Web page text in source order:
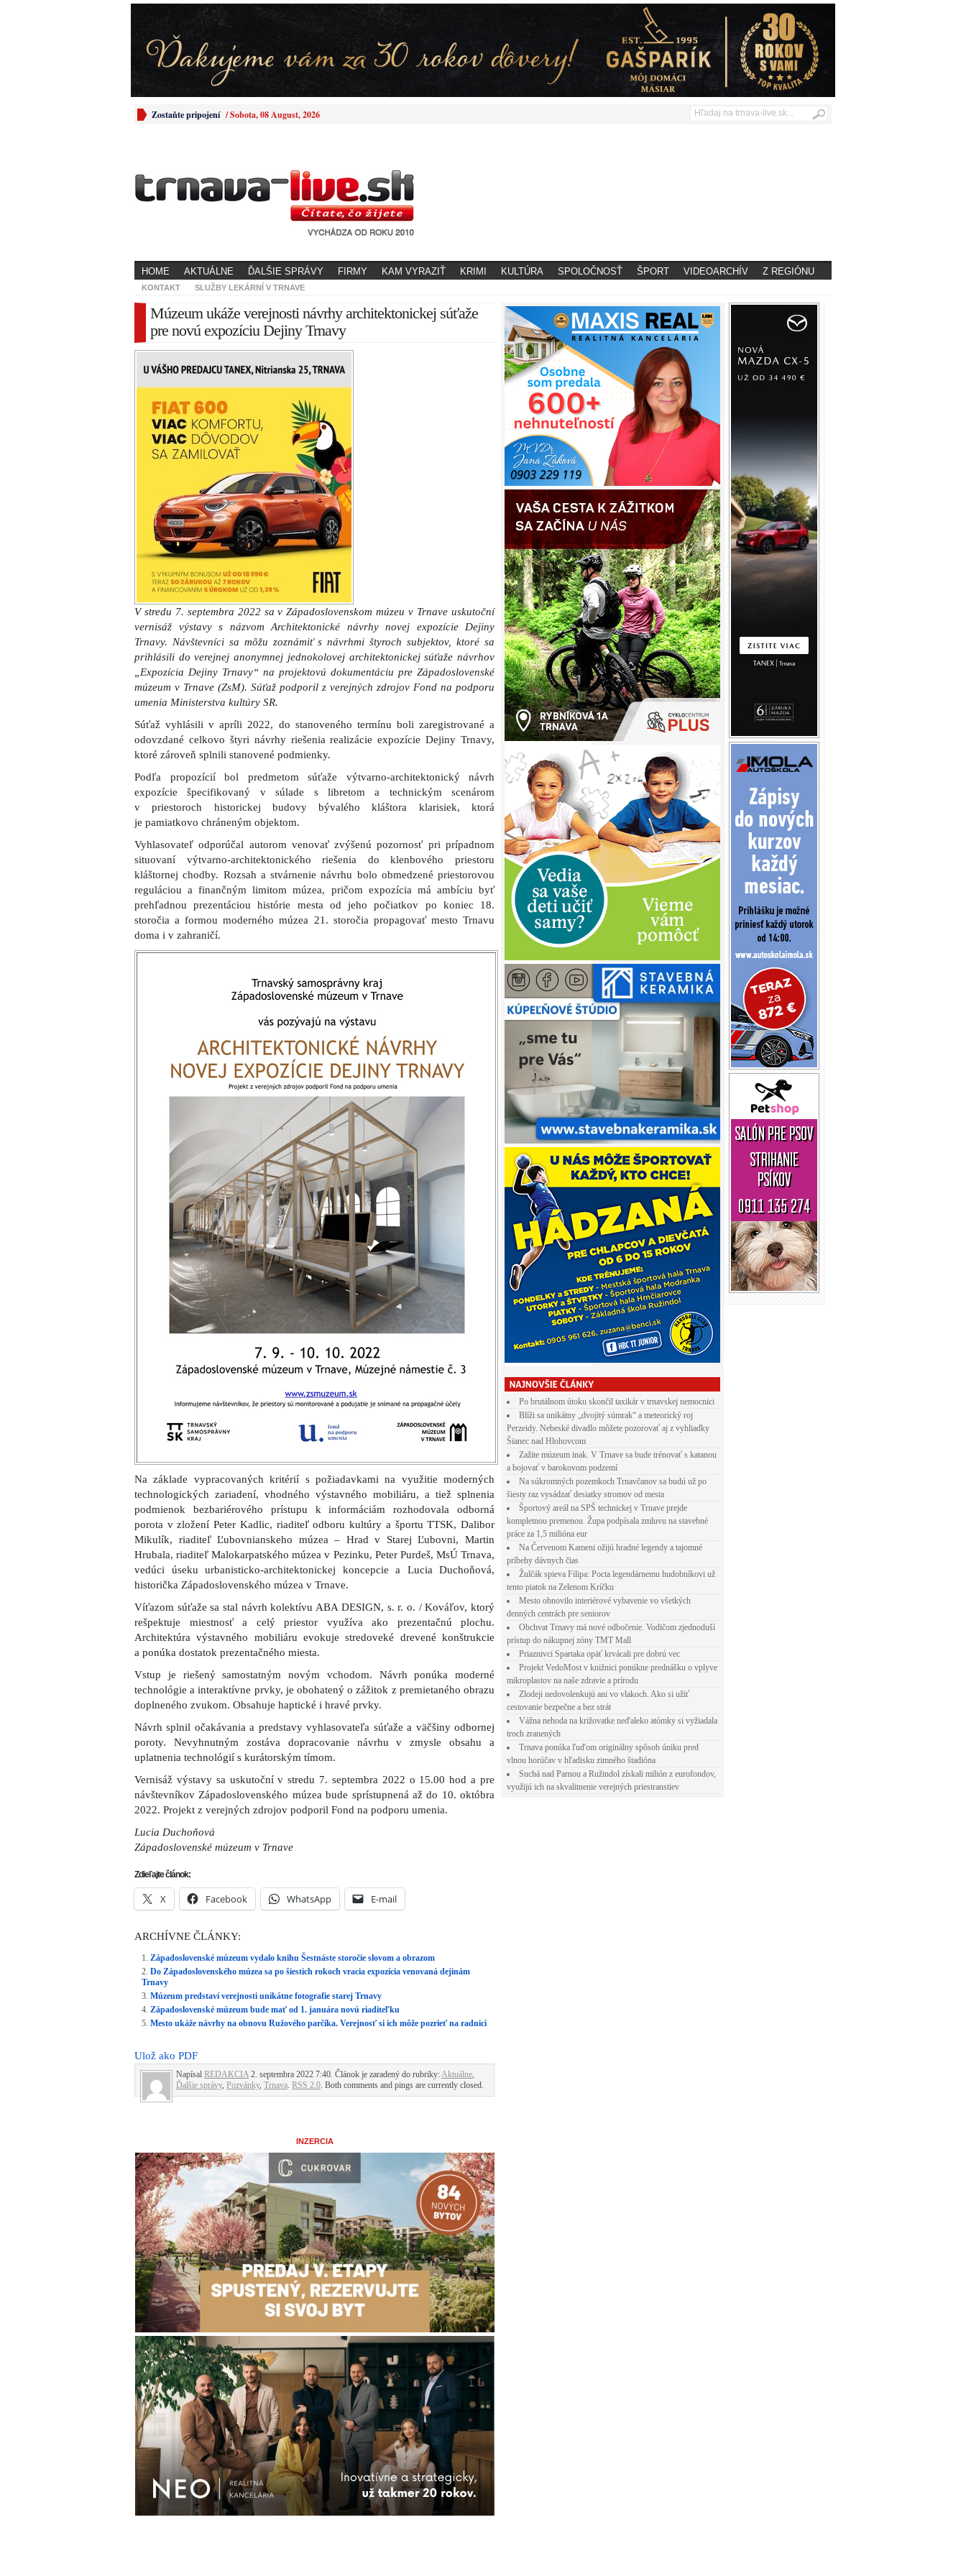
Zostaňte pripojení /Sobota, 08 August, 2026
HOME AKTUÁLNE ĎALŠIE SPRÁVY FIRMY KAM VYRAZIŤ KRIMI KULTÚRA SPOLOČNOSŤ ŠPORT VIDEOARCHÍV Z REGIÓNU
KONTAKT SLUŽBY LEKÁRNÍ V TRNAVE
Múzeum ukáže verejnosti návrhy architektonickej súťaže
pre novú expozíciu Dejiny Trnavy
V stredu 7. septembra 2022 sa v Západoslovenskom múzeu v Trnave uskutoční
vernisáž výstavy s názvom Architektonické návrhy novej expozície Dejiny
Trnavy. Návštevníci sa môžu zoznámiť s návrhmi štyroch subjektov, ktoré sa
prihlásili do verejnej anonymnej jednokolovej architektonickej súťaže návrhov
„Expozícia Dejiny Trnavy“ na projektovú dokumentáciu pre Západoslovenské
múzeum v Trnave (ZsM). Súťaž podporil z verejných zdrojov Fond na podporu
umenia Ministerstva kultúry SR.
Súťaž vyhlásili v apríli 2022, do stanoveného termínu boli zaregistrované a
odovzdané celkovo štyri návrhy riešenia realizácie expozície Dejiny Trnavy,
ktoré zároveň splnili stanovené podmienky.
Podľa propozícií bol predmetom súťaže výtvarno-architektonický návrh
expozície špecifikovaný v súlade s libretom a technickým scenárom
v priestoroch historickej budovy bývalého kláštora klarisiek, ktorá
je pamiatkovo chráneným objektom.
Vyhlasovateľ odporúčal autorom venovať zvýšenú pozornosť pri prípadnom
situovaní výtvarno-architektonického riešenia do klenbového priestoru
kláštornej chodby. Rozsah a stvárnenie návrhu bolo obmedzené priestorovou
reguláciou a finančným limitom múzea, pričom expozícia má ambíciu byť
prehľadnou prezentáciou histórie mesta od jeho počiatkov po koniec 18.
storočia a formou moderného múzea 21. storočia propagovať mesto Trnavu
doma i v zahraničí.
Na základe vypracovaných kritérií s požiadavkami na využitie moderných
technologických zariadení, vhodného výstavného mobiliáru, a tiež splnenia
podmienok bezbariérového prístupu k informáciám rozhodovala odborná
porota v zložení Peter Kadlic, riaditeľ odboru kultúry a športu TTSK, Dalibor
Mikulík, riaditeľ Ľubovnianskeho múzea – Hrad v Starej Ľubovni, Martin
Hrubala, riaditeľ Malokarpatského múzea v Pezinku, Peter Purdeš, MsÚ Trnava,
vedúci úseku urbanisticko-architektonickej koncepcie a Lucia Duchoňová,
historička Západoslovenského múzea v Trnave.
Víťazom súťaže sa stal návrh kolektívu ABA DESIGN, s. r. o. / Kováľov, ktorý
rešpektuje miestnosť a celý priestor využíva ako prezentačnú plochu.
Architektúra výstavného mobiliáru evokuje stredoveké drevené konštrukcie
a ponúka dostatok prezentačného miesta.
Vstup je riešený samostatným novým vchodom. Návrh ponúka moderné
technológie a interaktívne prvky, je obohatený o zážitok z premietaného obrazu
doplneného zvukom. Obsahuje haptické i hravé prvky.
Návrh splnil očakávania a predstavy vyhlasovateľa súťaže a väčšiny odbornej
poroty. Nevyhnutným zostáva dopracovanie návrhu v zmysle obsahu a
uplatnenia technológií s kurátorským tímom.
Vernisáž výstavy sa uskutoční v stredu 7. septembra 2022 o 15.00 hod a pre
návštevníkov Západoslovenského múzea bude sprístupnená až do 10. októbra
2022. Projekt z verejných zdrojov podporil Fond na podporu umenia.
Lucia Duchoňová
Západoslovenské múzeum v Trnave
Zdieľajte článok:
X Facebook WhatsApp E-mail
ARCHÍVNE ČLÁNKY:
Západoslovenské múzeum vydalo knihu Šestnáste storočie slovom a obrazom
Do Západoslovenského múzea sa po šiestich rokoch vracia expozícia venovaná dejinám
Trnavy
Múzeum predstaví verejnosti unikátne fotografie starej Trnavy
Západoslovenské múzeum bude mať od 1. januára novú riaditeľku
Mesto ukáže návrhy na obnovu Ružového parčíka. Verejnosť si ich môže pozrieť na radnici
Ulož ako PDF
Napísal REDAKCIA 2. septembra 2022 7:40. Článok je zaradený do rubriky:Aktuálne,
Ďalšie správy, Pozvánky, Trnava. RSS 2.0. Both comments and pings are currently closed.
INZERCIA
Po brutálnom útoku skončil taxikár v trnavskej nemocnici
Blíži sa unikátny „dvojitý súmrak“ a meteorický roj
Perzeidy. Nebeské divadlo môžete pozorovať aj z vyhliadky
Šianec nad Hlohovcom
Zažite múzeum inak. V Trnave sa bude trénovať s katanou
a bojovať v barokovom podzemí
Na súkromných pozemkoch Trnavčanov sa budú už po
šiesty raz vysádzať desiatky stromov od mesta
Športový areál na SPŠ technickej v Trnave prejde
kompletnou premenou. Župa podpísala zmluvu na stavebné
práce za 1,5 milióna eur
Na Červenom Kameni ožijú hradné legendy a tajomné
príbehy dávnych čias
Žulčák spieva Filipa: Pocta legendárnemu hudobníkovi už
tento piatok na Zelenom Kríčku
Mesto obnovilo interiérové vybavenie vo všetkých
denných centrách pre seniorov
Obchvat Trnavy má nové odbočenie. Vodičom zjednoduší
prístup do nákupnej zóny TMT Mall
Priaznivci Spartaka opäť krvácali pre dobrú vec
Projekt VedoMost v knižnici ponúkne prednášku o vplyve
mikroplastov na naše zdravie a prírodu
Zlodeji nedovolenkujú ani vo vlakoch. Ako si užiť
cestovanie bezpečne a bez strát
Vážna nehoda na križovatke neďaleko atómky si vyžiadala
troch zranených
Trnava ponúka ľuďom originálny spôsob úniku pred
vlnou horúčav v hľadisku zimného štadióna
Suchá nad Parnou a Ružindol získali milión z eurofondov,
využijú ich na skvalitnenie verejných priestranstiev